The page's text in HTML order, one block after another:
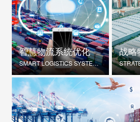
智慧物流系统优化
SMART LOGISTICS SYSTEM OPTIMIZATION